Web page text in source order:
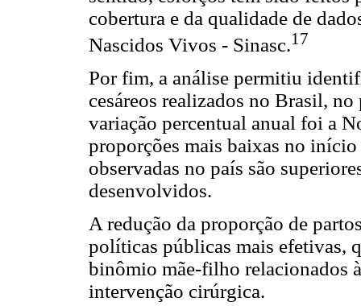
cobertura e da qualidade de
Nascidos Vivos - Sinasc.17
Por fim, a análise permitiu
cesáreos realizados no Brasil,
variação percentual anual foi a
proporções mais baixas no
observadas no país são
desenvolvidos.
A redução da proporção de
políticas públicas mais efetivas,
binômio mãe-filho relacionados
intervenção cirúrgica.